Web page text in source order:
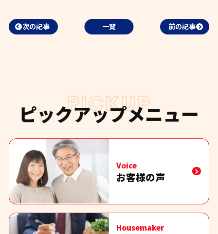
次の記事 一覧 前の記事
PICKUP
ピックアップメニュー
Voice
お客様の声
Housemaker